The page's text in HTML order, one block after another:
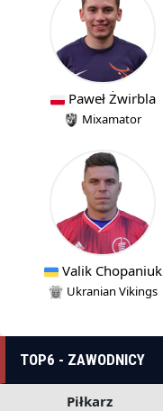
Paweł Żwirbla
Mixamator
Valik Chopaniuk
Ukranian Vikings
TOP6 - ZAWODNICY
Piłkarz